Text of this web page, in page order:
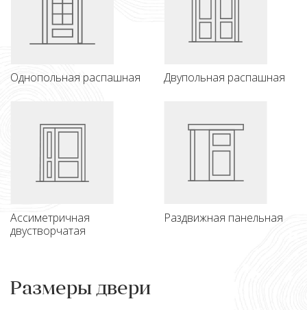
Однопольная распашная Двупольная распашная
Ассиметричная
двустворчатая
Раздвижная панельная
Размеры двери